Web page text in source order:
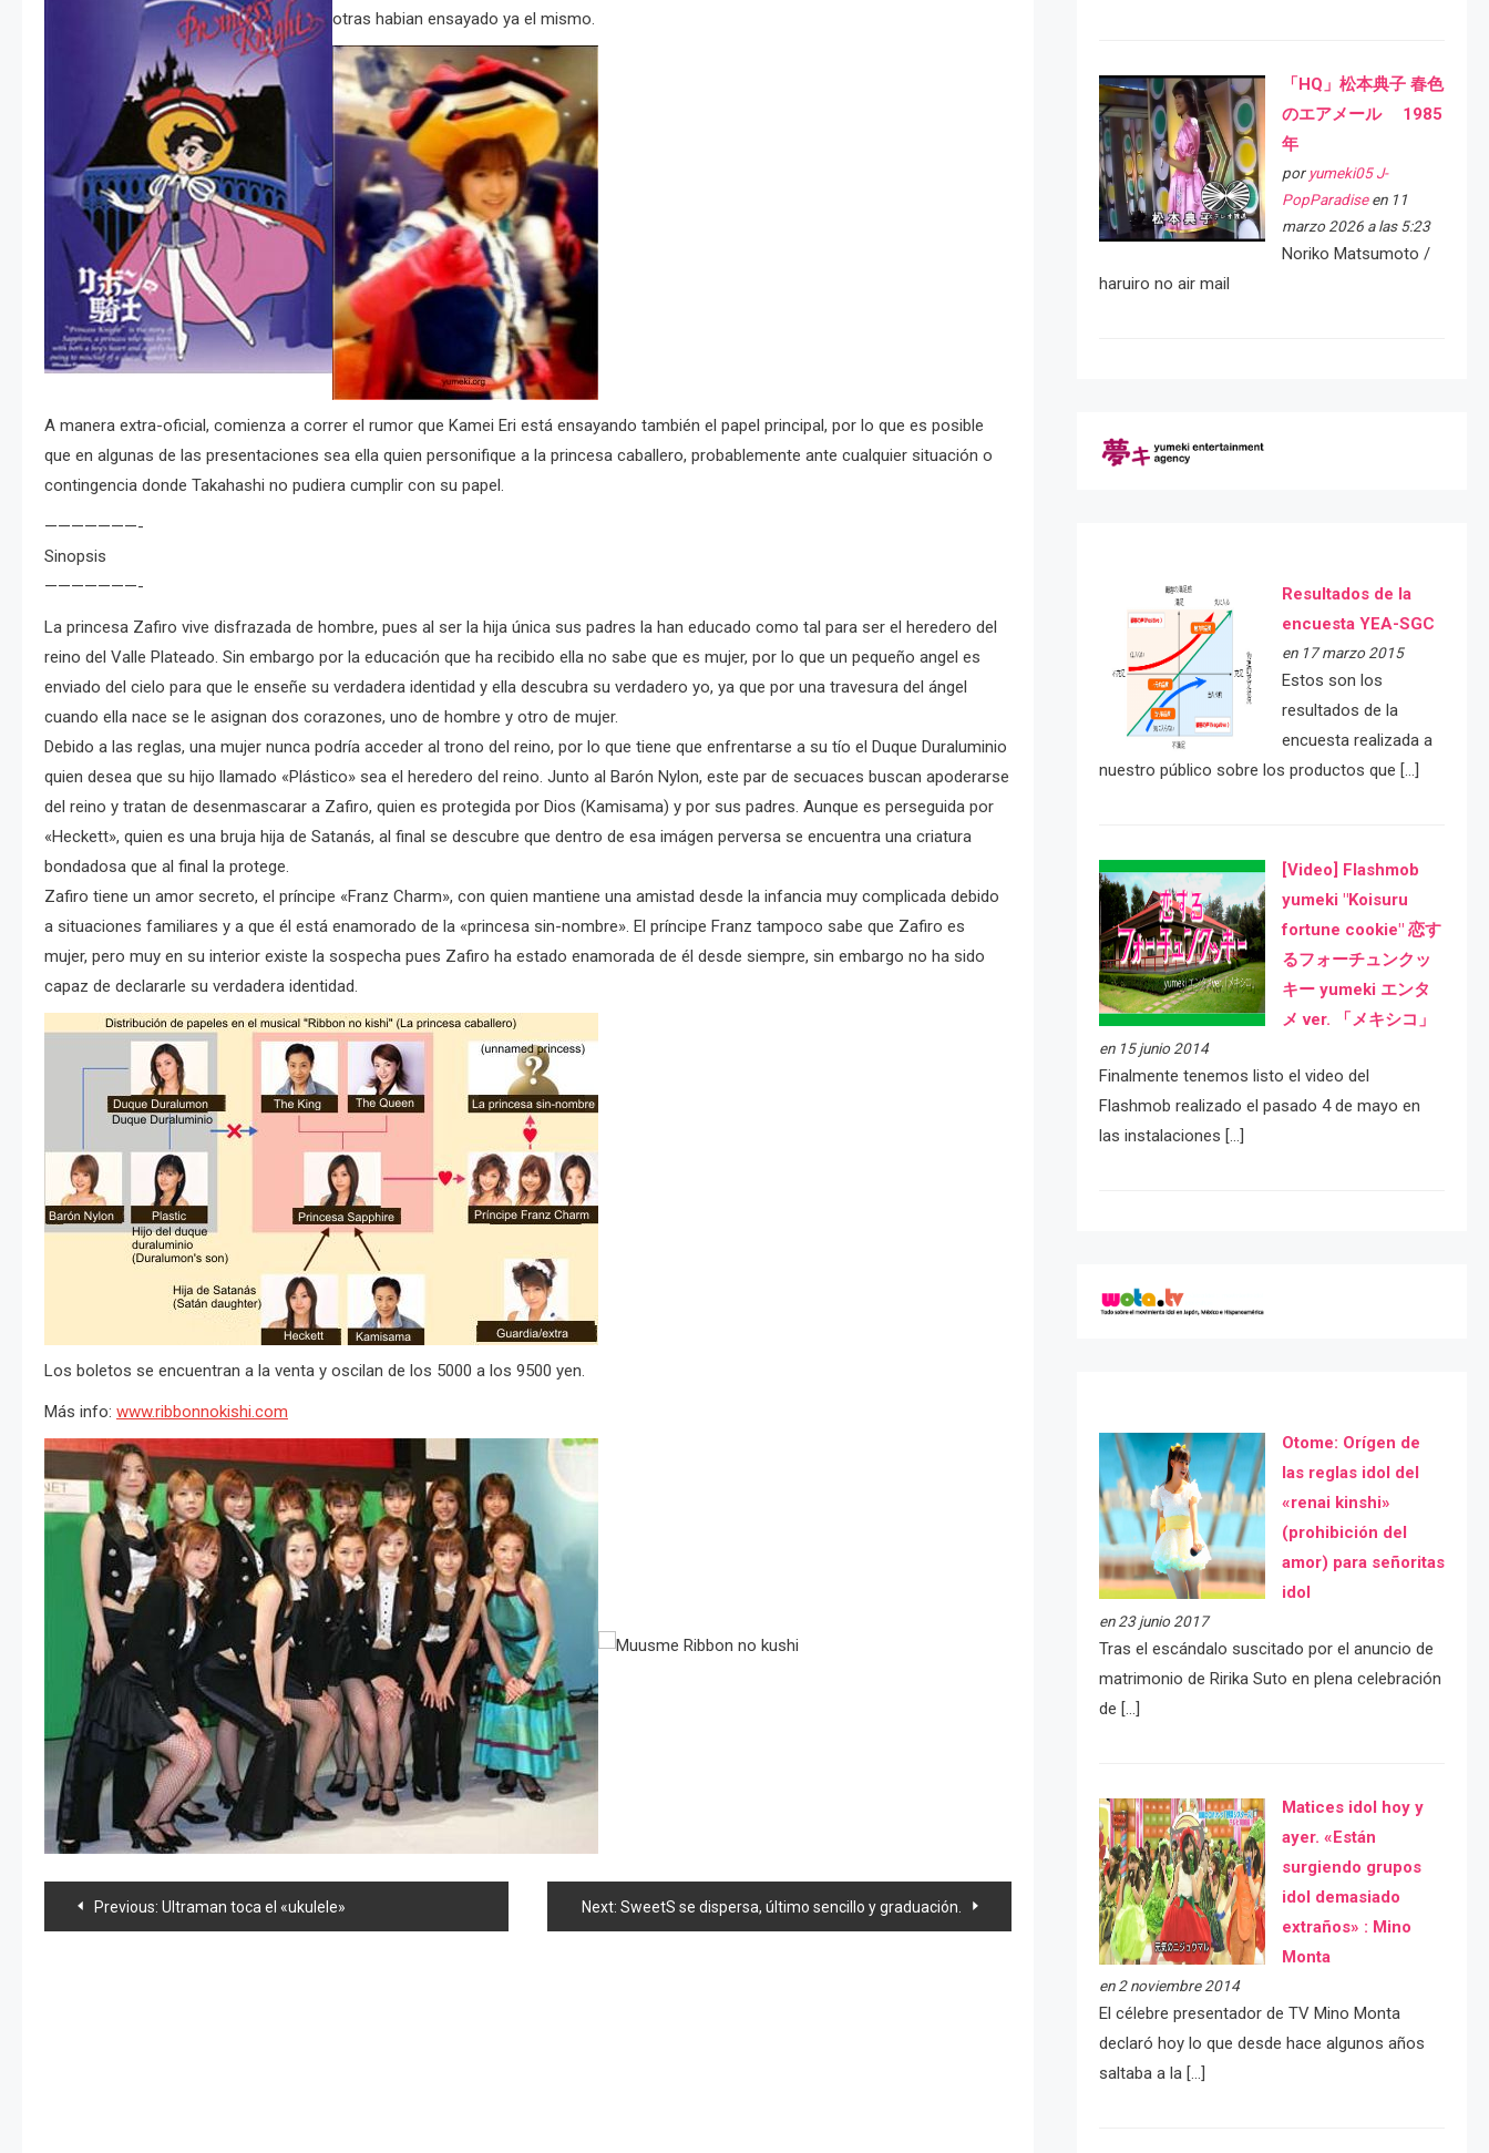
otras habian ensayado ya el mismo.
A manera extra-oficial, comienza a correr el rumor que Kamei Eri está ensayando también el papel principal, por lo que es posible
que en algunas de las presentaciones sea ella quien personifique a la princesa caballero, probablemente ante cualquier situación o
contingencia donde Takahashi no pudiera cumplir con su papel.
———————-
Sinopsis
———————-
La princesa Zafiro vive disfrazada de hombre, pues al ser la hija única sus padres la han educado como tal para ser el heredero del
reino del Valle Plateado. Sin embargo por la educación que ha recibido ella no sabe que es mujer, por lo que un pequeño angel es
enviado del cielo para que le enseñe su verdadera identidad y ella descubra su verdadero yo, ya que por una travesura del ángel
cuando ella nace se le asignan dos corazones, uno de hombre y otro de mujer.
Debido a las reglas, una mujer nunca podría acceder al trono del reino, por lo que tiene que enfrentarse a su tío el Duque Duraluminio
quien desea que su hijo llamado «Plástico» sea el heredero del reino. Junto al Barón Nylon, este par de secuaces buscan apoderarse
del reino y tratan de desenmascarar a Zafiro, quien es protegida por Dios (Kamisama) y por sus padres. Aunque es perseguida por
«Heckett», quien es una bruja hija de Satanás, al final se descubre que dentro de esa imágen perversa se encuentra una criatura
bondadosa que al final la protege.
Zafiro tiene un amor secreto, el príncipe «Franz Charm», con quien mantiene una amistad desde la infancia muy complicada debido
a situaciones familiares y a que él está enamorado de la «princesa sin-nombre». El príncipe Franz tampoco sabe que Zafiro es
mujer, pero muy en su interior existe la sospecha pues Zafiro ha estado enamorada de él desde siempre, sin embargo no ha sido
capaz de declararle su verdadera identidad.
Los boletos se encuentran a la venta y oscilan de los 5000 a los 9500 yen.
Más info: www.ribbonnokishi.com
Navegación
Previous: Ultraman toca el «ukulele» Next: SweetS se dispersa, último sencillo y graduación.
「HQ」松本典子 春色
のエアメール 1985
年
por yumeki05 J-
PopParadiseen 11
marzo 2026 a las 5:23
Noriko Matsumoto /
haruiro no air mail
Resultados de la
encuesta YEA-SGC
en 17 marzo 2015
Estos son los
resultados de la
encuesta realizada a
nuestro público sobre los productos que […]
[Video] Flashmob
yumeki "Koisuru
fortune cookie" 恋す
るフォーチュンクッ
キー yumeki エンタ
メ ver. 「メキシコ」
en 15 junio 2014
Finalmente tenemos listo el video del
Flashmob realizado el pasado 4 de mayo en
las instalaciones […]
Otome: Orígen de
las reglas idol del
«renai kinshi»
(prohibición del
amor) para señoritas
idol
en 23 junio 2017
Tras el escándalo suscitado por el anuncio de
matrimonio de Ririka Suto en plena celebración
de […]
Matices idol hoy y
ayer. «Están
surgiendo grupos
idol demasiado
extraños» : Mino
Monta
en 2 noviembre 2014
El célebre presentador de TV Mino Monta
declaró hoy lo que desde hace algunos años
saltaba a la […]